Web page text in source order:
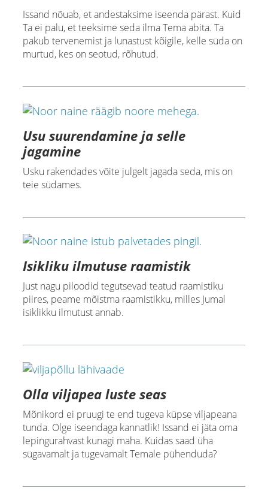
Issand nõuab, et andestaksime iseenda pärast. Kuid
Ta ei palu, et teeksime seda ilma Tema abita. Ta
pakub tervenemist ja lunastust kõigile, kelle süda on
murtud, kes on seotud, rõhutud.
Usu suurendamine ja selle
jagamine
Usku rakendades võite julgelt jagada seda, mis on
teie südames.
Isikliku ilmutuse raamistik
Just nagu piloodid tegutsevad teatud raamistiku
piires, peame mõistma raamistikku, milles Jumal
isiklikku ilmutust annab.
Olla viljapea luste seas
Mõnikord ei pruugi te end tugeva küpse viljapeana
tunda. Olge iseendaga kannatlik! Issand ei jäta oma
lepingurahvast kunagi maha. Kuidas saad üha
sügavamalt ja tugevamalt Temale pühenduda?